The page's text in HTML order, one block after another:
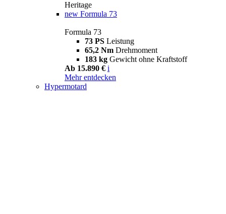
Heritage
new Formula 73
Formula 73
73 PS Leistung
65,2 Nm Drehmoment
183 kg Gewicht ohne Kraftstoff
Ab 15.890 € i
Mehr entdecken
Hypermotard